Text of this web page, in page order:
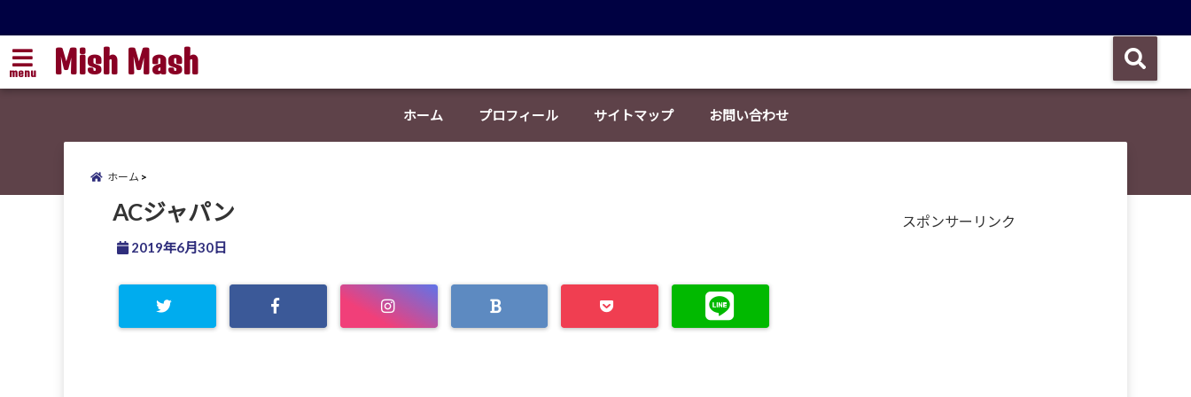
menu Mish Mash
ホーム プロフィール サイトマップ お問い合わせ
ホーム
ACジャパン
2019年6月30日
スポンサーリンク